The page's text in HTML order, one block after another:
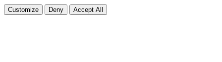
Customize Deny Accept All